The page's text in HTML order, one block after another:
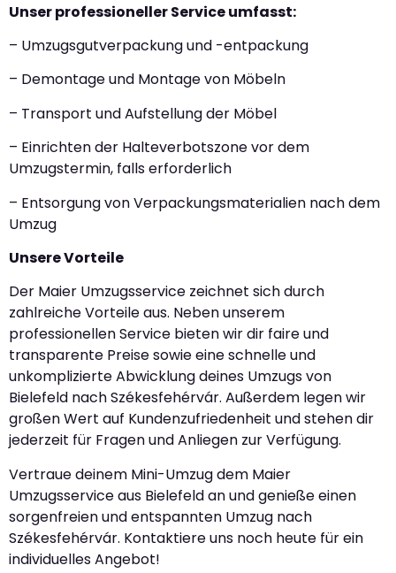
Unser professioneller Service umfasst:
– Umzugsgutverpackung und -entpackung
– Demontage und Montage von Möbeln
– Transport und Aufstellung der Möbel
– Einrichten der Halteverbotszone vor dem
Umzugstermin, falls erforderlich
– Entsorgung von Verpackungsmaterialien nach dem
Umzug
Unsere Vorteile
Der Maier Umzugsservice zeichnet sich durch
zahlreiche Vorteile aus. Neben unserem
professionellen Service bieten wir dir faire und
transparente Preise sowie eine schnelle und
unkomplizierte Abwicklung deines Umzugs von
Bielefeld nach Székesfehérvár. Außerdem legen wir
großen Wert auf Kundenzufriedenheit und stehen dir
jederzeit für Fragen und Anliegen zur Verfügung.
Vertraue deinem Mini-Umzug dem Maier
Umzugsservice aus Bielefeld an und genieße einen
sorgenfreien und entspannten Umzug nach
Székesfehérvár. Kontaktiere uns noch heute für ein
individuelles Angebot!